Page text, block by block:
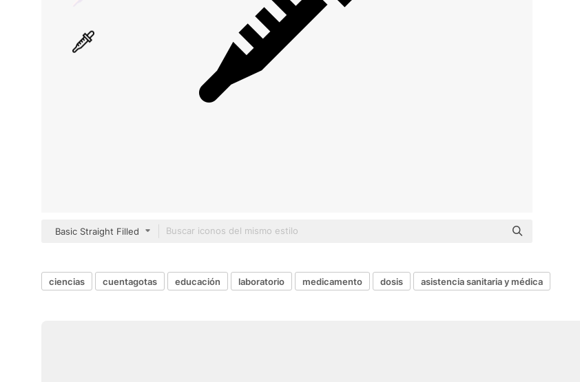
Basic Straight Filled
ciencias cuentagotas educación laboratorio medicamento dosis asistencia sanitaria y médica